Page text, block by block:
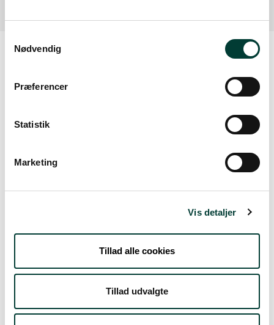
Nødvendig
Præferencer
Statistik
Marketing
Vis detaljer
Tillad alle cookies
Tillad udvalgte
Vejrudsigt
Søn. 9.aug.
Man. 10.aug.
spredte skyer